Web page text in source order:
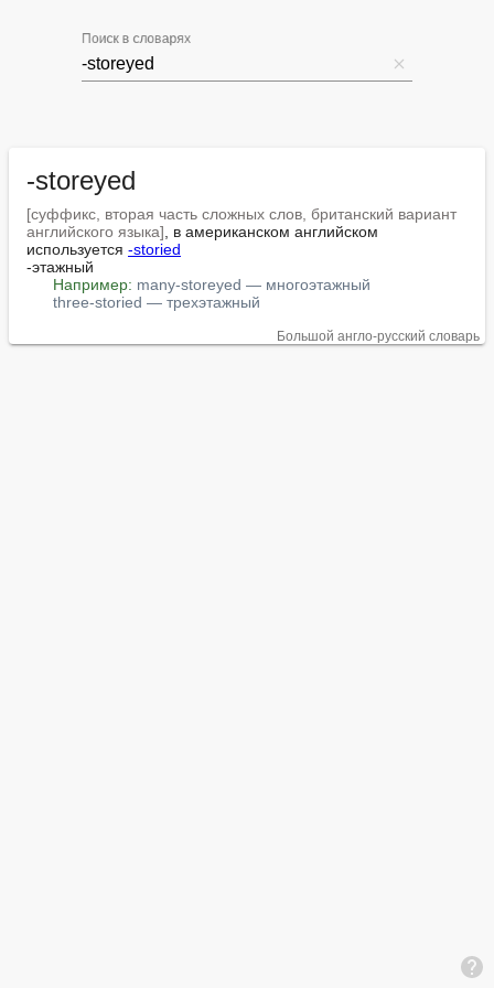
Поиск в словарях
-storeyed
[суффикс, вторая часть сложных слов, британский вариант
английского языка] , в американском английском
используется -storied
-этажный
Например: many-storeyed — многоэтажный
three-storied — трехэтажный
Большой англо-русский словарь